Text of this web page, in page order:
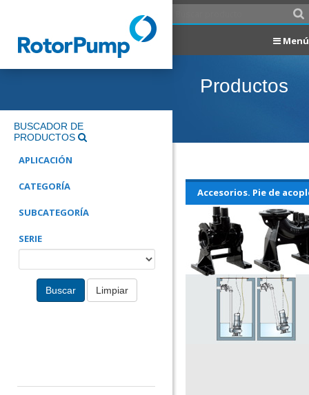
Menú
BUSCADOR DE
PRODUCTOS
APLICACIÓN
CATEGORÍA
SUBCATEGORÍA
SERIE
Buscar Limpiar
Productos
Accesorios. Pie de